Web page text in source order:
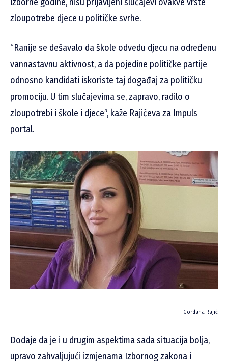
izborne godine, nisu prijavljeni slučajevi ovakve vrste
zloupotrebe djece u političke svrhe.
“Ranije se dešavalo da škole odvedu djecu na određenu
vannastavnu aktivnost, a da pojedine političke partije
odnosno kandidati iskoriste taj događaj za političku
promociju. U tim slučajevima se, zapravo, radilo o
zloupotrebi i škole i djece”, kaže Rajićeva za Impuls
portal.
Gordana Rajić
Dodaje da je i u drugim aspektima sada situacija bolja,
upravo zahvaljujući izmjenama Izbornog zakona i